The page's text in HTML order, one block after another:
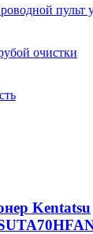
пульт
очистки
Kentatsu